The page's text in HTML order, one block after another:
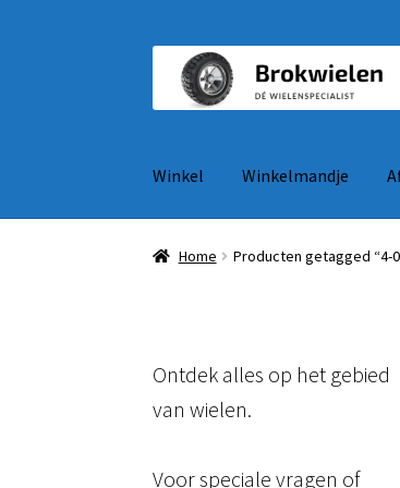
door
naar
naar
de
Winkel Winkelmandje
Home Producten getagged “4-
Ontdek alles op het gebied
van wielen.
Voor speciale vragen of